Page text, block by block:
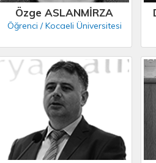
Özge ASLANMİRZA
Öğrenci / Kocaeli Üniversitesi